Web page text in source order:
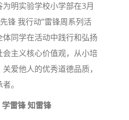
明实验学校小学部在3月
锋 我行动”雷锋周系列活
同学在活动中践行和弘扬
会主义核心价值观，从小培
爱他人的优秀道德品质，
。
学雷锋 知雷锋